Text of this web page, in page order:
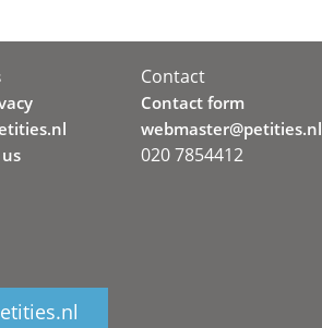
Contact
Contact form
webmaster@petities.nl
020 7854412